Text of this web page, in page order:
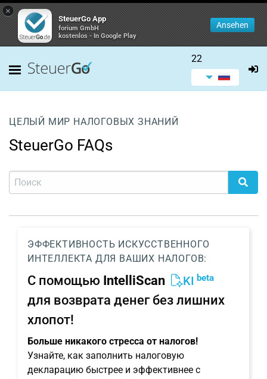
×
SteuerGo App
forium GmbH
kostenlos - In Google Play
Ansehen
22
ЦЕЛЫЙ МИР НАЛОГОВЫХ ЗНАНИЙ
SteuerGo FAQs
ЭФФЕКТИВНОСТЬ ИСКУССТВЕННОГО
ИНТЕЛЛЕКТА ДЛЯ ВАШИХ НАЛОГОВ:
С помощью IntelliScan KI beta
для возврата денег без лишних
хлопот!
Больше никакого стресса от налогов!
Узнайте, как заполнить налоговую
декларацию быстрее и эффективнее с